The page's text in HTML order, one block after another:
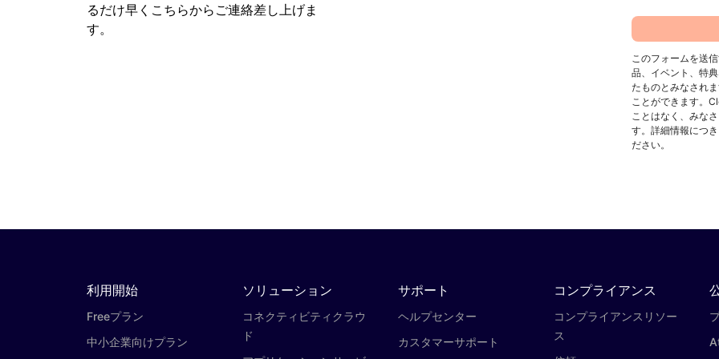
るだけ早くこちらからご連絡差し上げま
す。
このフォームを送
品、イベント、特
たものとみなされ
ことができます。
ことはなく、みな
す。詳細情報につ
ださい。
利用開始
Freeプラン
中小企業向けプラン
ソリューション
コネクティビティクラウ
ド
サポート
ヘルプセンター
カスタマーサポート
コンプライアンス
コンプライアンスリソー
ス